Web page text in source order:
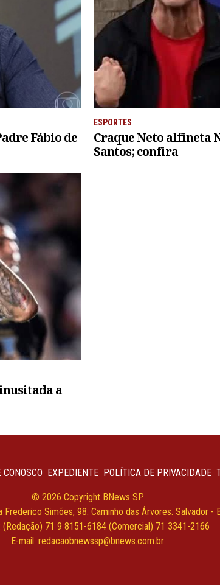
Fábio de
ESPORTES
Craque Neto alfineta
Santos; confira
a
CONOSCO EXPEDIENTE POLÍTICA DE PRIVACIDADE
© 2026 Copyright BNews SP
Frederico Simões, 98. Caminho das Árvores. Salvador -
(Redação) 71 9 8151-6184 (Comercial) 71 3341-2166
E-mail: redacaobnewssp@bnews.com.br